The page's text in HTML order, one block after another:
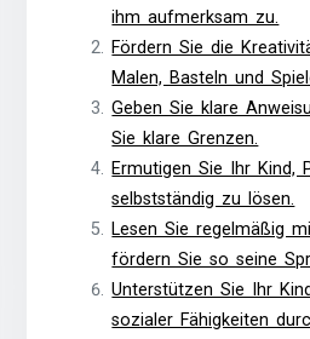
ihm aufmerksam zu.
Fördern Sie die
Malen, Basteln und
Geben Sie klare
Sie klare Grenzen.
Ermutigen Sie Ihr Kind,
selbstständig zu lösen.
Lesen Sie regelmäßig
fördern Sie so seine
Unterstützen Sie Ihr
sozialer Fähigkeiten